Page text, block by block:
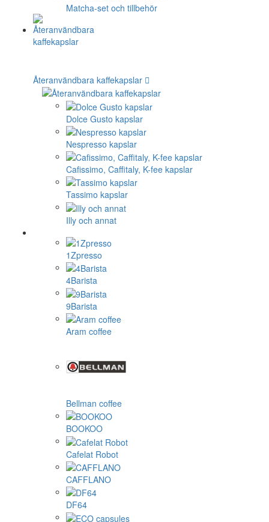
Matcha-set och tillbehör
Återanvändbara kaffekapslar
Dolce Gusto kapslar
Nespresso kapslar
Cafissimo, Caffitaly, K-fee kapslar
Tassimo kapslar
Illy och annat
1Zpresso
4Barista
9Barista
Aram coffee
Bellman coffee
BOOKOO
Cafelat Robot
CAFFLANO
DF64